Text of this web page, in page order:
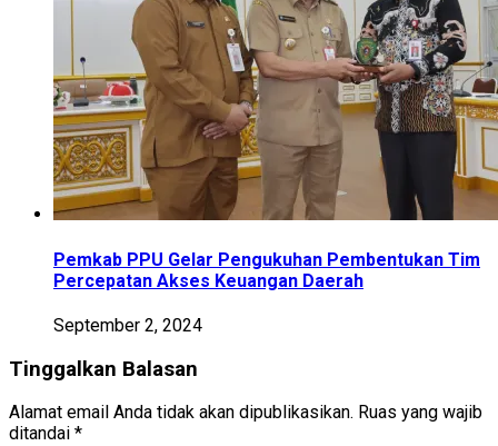
Pemkab PPU Gelar Pengukuhan Pembentukan Tim
Percepatan Akses Keuangan Daerah
September 2, 2024
Tinggalkan Balasan
Alamat email Anda tidak akan dipublikasikan. Ruas yang wajib
ditandai *